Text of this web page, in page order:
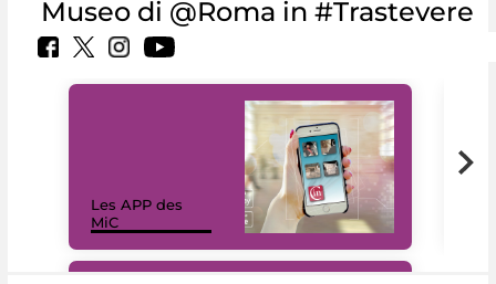
Museo di @Roma in #Trastevere
Les APP des
MiC